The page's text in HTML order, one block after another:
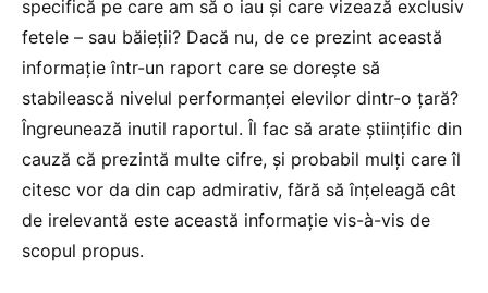
specifică pe care am să o iau și care vizează exclusiv
fetele – sau băieții? Dacă nu, de ce prezint această
informație într-un raport care se dorește să
stabilească nivelul performanței elevilor dintr-o țară?
Îngreunează inutil raportul. Îl fac să arate științific din
cauză că prezintă multe cifre, și probabil mulți care îl
citesc vor da din cap admirativ, fără să înțeleagă cât
de irelevantă este această informație vis-à-vis de
scopul propus.